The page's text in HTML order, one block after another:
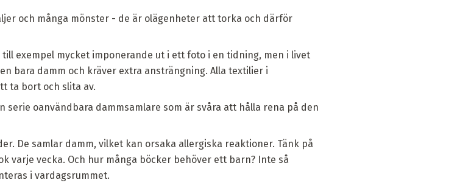
och många mönster - de är olägenheter att torka och därför
exempel mycket imponerande ut i ett foto i en tidning, men i livet
bara damm och kräver extra ansträngning. Alla textilier i
ta bort och slita av.
serie oanvändbara dammsamlare som är svåra att hålla rena på den
De samlar damm, vilket kan orsaka allergiska reaktioner. Tänk på
varje vecka. Och hur många böcker behöver ett barn? Inte så
i vardagsrummet.